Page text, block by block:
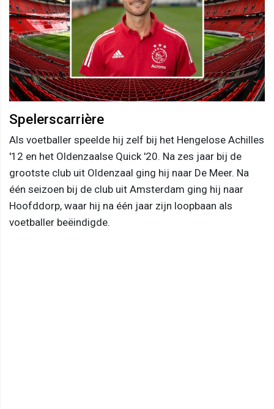
Spelerscarrière
Als voetballer speelde hij zelf bij het Hengelose Achilles
'12 en het Oldenzaalse Quick '20. Na zes jaar bij de
grootste club uit Oldenzaal ging hij naar De Meer. Na
één seizoen bij de club uit Amsterdam ging hij naar
Hoofddorp, waar hij na één jaar zijn loopbaan als
voetballer beëindigde.